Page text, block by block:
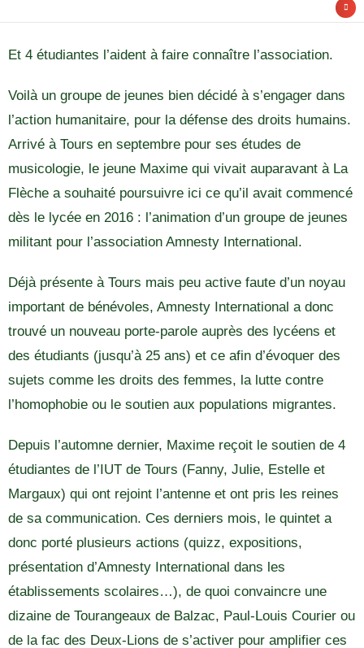
Et 4 étudiantes l’aident à faire connaître l’association.
Voilà un groupe de jeunes bien décidé à s’engager dans
l’action humanitaire, pour la défense des droits humains.
Arrivé à Tours en septembre pour ses études de
musicologie, le jeune Maxime qui vivait auparavant à La
Flèche a souhaité poursuivre ici ce qu’il avait commencé
dès le lycée en 2016 : l’animation d’un groupe de jeunes
militant pour l’association Amnesty International.
Déjà présente à Tours mais peu active faute d’un noyau
important de bénévoles, Amnesty International a donc
trouvé un nouveau porte-parole auprès des lycéens et
des étudiants (jusqu’à 25 ans) et ce afin d’évoquer des
sujets comme les droits des femmes, la lutte contre
l’homophobie ou le soutien aux populations migrantes.
Depuis l’automne dernier, Maxime reçoit le soutien de 4
étudiantes de l’IUT de Tours (Fanny, Julie, Estelle et
Margaux) qui ont rejoint l’antenne et ont pris les reines
de sa communication. Ces derniers mois, le quintet a
donc porté plusieurs actions (quizz, expositions,
présentation d’Amnesty International dans les
établissements scolaires…), de quoi convaincre une
dizaine de Tourangeaux de Balzac, Paul-Louis Courier ou
de la fac des Deux-Lions de s’activer pour amplifier ces